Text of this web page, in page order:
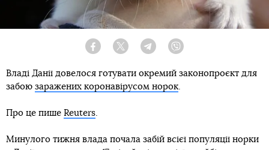
Facebook Twitter Telegram
Владі Данії довелося готувати окремий законопроєкт для
забою заражених коронавірусом норок.
Про це пише Reuters.
Минулого тижня влада почала забій всієї популяції норки